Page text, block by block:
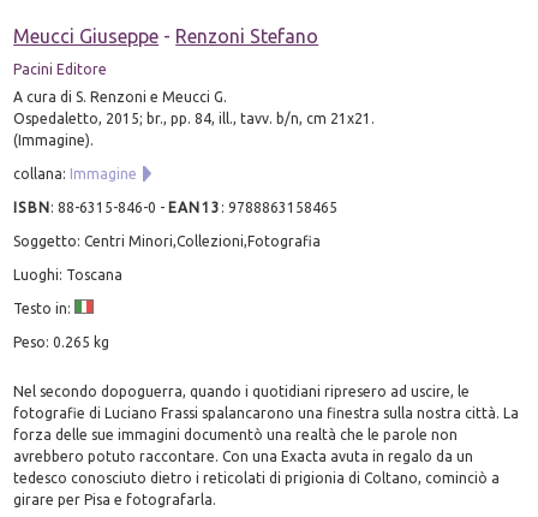
Meucci Giuseppe - Renzoni Stefano
Pacini Editore
A cura di S. Renzoni e Meucci G.
Ospedaletto, 2015; br., pp. 84, ill., tavv. b/n, cm 21x21.
(Immagine).
collana: Immagine
ISBN:88-6315-846-0 - EAN13 :9788863158465
Soggetto: Centri Minori,Collezioni,Fotografia
Luoghi: Toscana
Testo in:
Peso: 0.265 kg
Nel secondo dopoguerra, quando i quotidiani ripresero ad uscire, le
fotografie di Luciano Frassi spalancarono una finestra sulla nostra città. La
forza delle sue immagini documentò una realtà che le parole non
avrebbero potuto raccontare. Con una Exacta avuta in regalo da un
tedesco conosciuto dietro i reticolati di prigionia di Coltano, cominciò a
girare per Pisa e fotografarla.